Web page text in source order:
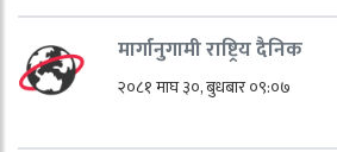
मार्गानुगामी राष्ट्रिय दैनिक
२०८१ माघ ३०, बुधबार ०९:०७